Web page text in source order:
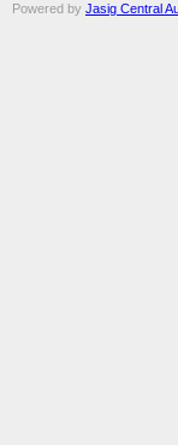
Powered by Jasig Central